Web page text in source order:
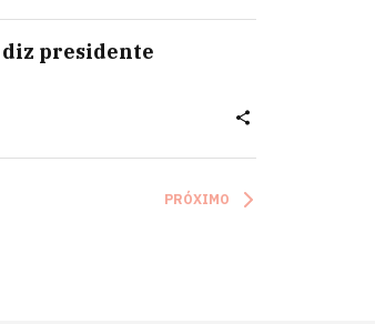
diz presidente
PRÓXIMO